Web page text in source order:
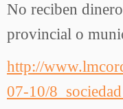
No reciben
provincial o
http://
07-10/